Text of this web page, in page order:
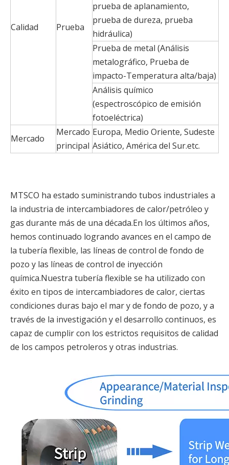
Calidad Prueba
prueba de aplanamiento,
prueba de dureza, prueba
hidráulica)
Prueba de metal (Análisis
metalográfico, Prueba de
impacto-Temperatura alta/baja)
Análisis químico
(espectroscópico de emisión
fotoeléctrica)
Mercado
Mercado
principal
Europa, Medio Oriente, Sudeste
Asiático, América del Sur.etc.
MTSCO ha estado suministrando tubos industriales a
la industria de intercambiadores de calor/petróleo y
gas durante más de una década.En los últimos años,
hemos continuado logrando avances en el campo de
la tubería flexible, las líneas de control de fondo de
pozo y las líneas de control de inyección
química.Nuestra tubería flexible se ha utilizado con
éxito en tipos de intercambiadores de calor, ciertas
condiciones duras bajo el mar y de fondo de pozo, y a
través de la investigación y el desarrollo continuos, es
capaz de cumplir con los estrictos requisitos de calidad
de los campos petroleros y otras industrias.